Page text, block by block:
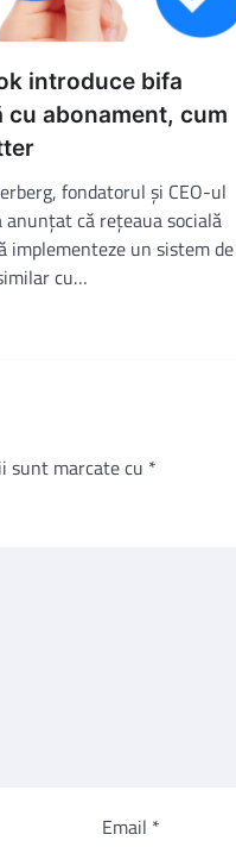
introduce bifa
cu abonament, cum
fondatorul și CEO-ul
anunțat că rețeaua socială
implementeze un sistem de
cu…
sunt marcate cu *
Email *